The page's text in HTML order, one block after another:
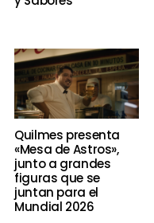
Quilmes presenta
«Mesa de Astros»,
junto a grandes
figuras que se
juntan para el
Mundial 2026